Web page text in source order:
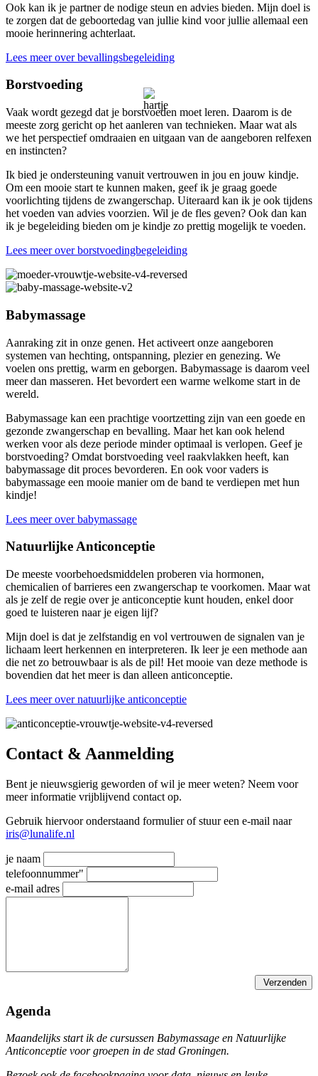
Ook kan ik je partner de nodige steun en advies bieden. Mijn doel is
te zorgen dat de geboortedag van jullie kind voor jullie allemaal een
mooie herinnering achterlaat.
Lees meer over bevallingsbegeleiding
Borstvoeding
Vaak wordt gezegd dat je borstvoeden moet leren. Daarom is de
meeste zorg gericht op het aanleren van technieken. Maar wat als
we het perspectief omdraaien en uitgaan van de aangeboren relfexen
en instincten?
Ik bied je ondersteuning vanuit vertrouwen in jou en jouw kindje.
Om een mooie start te kunnen maken, geef ik je graag goede
voorlichting tijdens de zwangerschap. Uiteraard kan ik je ook tijdens
het voeden van advies voorzien. Wil je de fles geven? Ook dan kan
ik je begeleiding bieden om je kindje zo prettig mogelijk te voeden.
Lees meer over borstvoedingbegeleiding
Babymassage
Aanraking zit in onze genen. Het activeert onze aangeboren
systemen van hechting, ontspanning, plezier en genezing. We
voelen ons prettig, warm en geborgen. Babymassage is daarom veel
meer dan masseren. Het bevordert een warme welkome start in de
wereld.
Babymassage kan een prachtige voortzetting zijn van een goede en
gezonde zwangerschap en bevalling. Maar het kan ook helend
werken voor als deze periode minder optimaal is verlopen. Geef je
borstvoeding? Omdat borstvoeding veel raakvlakken heeft, kan
babymassage dit proces bevorderen. En ook voor vaders is
babymassage een mooie manier om de band te verdiepen met hun
kindje!
Lees meer over babymassage
Natuurlijke Anticonceptie
De meeste voorbehoedsmiddelen proberen via hormonen,
chemicalien of barrieres een zwangerschap te voorkomen. Maar wat
als je zelf de regie over je anticonceptie kunt houden, enkel door
goed te luisteren naar je eigen lijf?
Mijn doel is dat je zelfstandig en vol vertrouwen de signalen van je
lichaam leert herkennen en interpreteren. Ik leer je een methode aan
die net zo betrouwbaar is als de pil! Het mooie van deze methode is
bovendien dat het meer is dan alleen anticonceptie.
Lees meer over natuurlijke anticonceptie
Contact & Aanmelding
Bent je nieuwsgierig geworden of wil je meer weten? Neem voor
meer informatie vrijblijvend contact op.
Gebruik hiervoor onderstaand formulier of stuur een e-mail naar
iris@lunalife.nl
je naam
telefoonnummer"
e-mail adres
Verzenden
Agenda
Maandelijks start ik de cursussen Babymassage en Natuurlijke
Anticonceptie voor groepen in de stad Groningen.